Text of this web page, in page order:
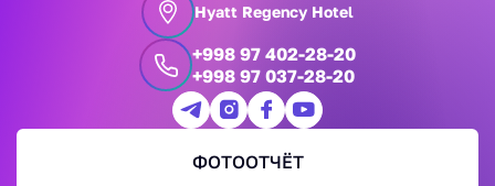
Hyatt Regency Hotel
+998 97 402-28-20
+998 97 037-28-20
ФОТООТЧЁТ